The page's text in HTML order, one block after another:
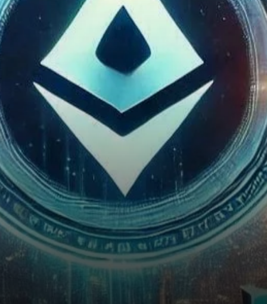
cryptomonnaies connaît une
dynamique impressionnante
ces derniers temps, et
Cardano (ADA) ne reste pas
en retrait. Bien…